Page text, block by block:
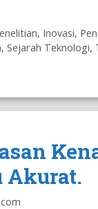
, Inovasi,
, Sejarah Teknologi,
Akurat.